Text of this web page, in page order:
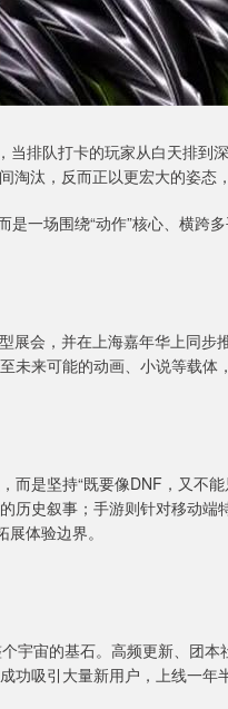
当排队打卡的玩家从白天排到
汰，反而正以更宏大的姿态，
一场围绕“动作”核心、横跨
会，并在上海嘉年华上同步
未来可能的动画、小说等载
而是坚持“既要像DNF，又不
历史叙事；手游则针对移动端
体验边界。
宇宙的基石。高频更新、团
吸引大量新用户，上线一年